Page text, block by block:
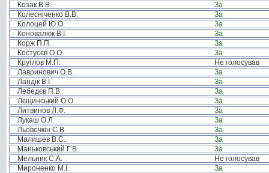
Козак В.В.
За
Колесніченко В.В.
За
Колоцей Ю.О.
За
Коновалюк В.І.
За
Корж П.П.
За
Костусєв О.О.
За
Круглов М.П.
Не голосував
Лавринович О.В.
За
Ландік В.І.
За
Лебедєв П.В.
За
Лєщинський О.О.
За
Литвинов Л.Ф.
За
Лукаш О.Л.
За
Льовочкін С.В.
За
Малишев В.С.
За
Маньковський Г.В.
За
Мельник С.А.
Не голосував
Мироненко М.І.
За